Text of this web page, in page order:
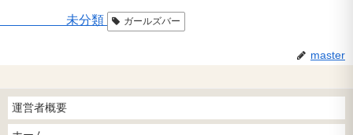
未分類 ガールズバー
master
運営者概要